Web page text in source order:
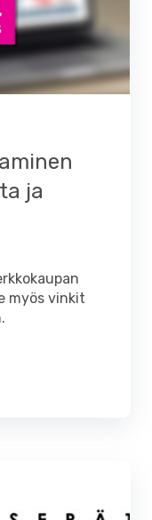
ja
myös vinkit